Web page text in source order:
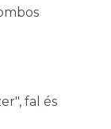
fal és